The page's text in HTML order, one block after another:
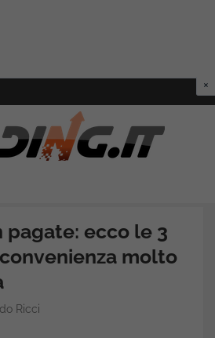
pagate: ecco le 3
molto
Ricci